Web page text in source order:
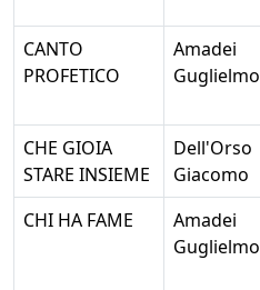
CANTO
PROFETICO
Amadei
Guglielmo
CHE GIOIA
STARE INSIEME
Dell'Orso
Giacomo
CHI HA FAME
Amadei
Guglielmo